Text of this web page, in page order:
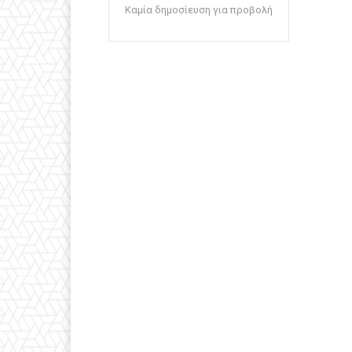
Καμία δημοσίευση για προβολή